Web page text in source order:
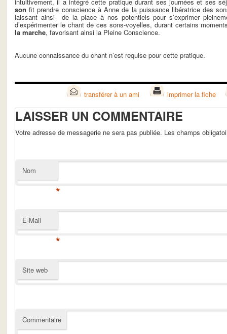
son fit prendre conscience à Anne de la puissance libératrice des
laissant ainsi de la place à nos potentiels pour s’exprimer
d’expérimenter le chant de ces sons-voyelles, durant certains
la marche, favorisant ainsi la Pleine Conscience.
Aucune connaissance du chant n’est requise pour cette pratique.
transférer à un ami imprimer la fiche
LAISSER UN COMMENTAIRE
Votre adresse de messagerie ne sera pas publiée. Les champs
Nom
*
E-Mail
*
Site web
Commentaire